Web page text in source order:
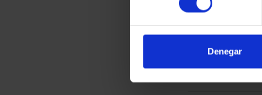
Denegar
ORDENAR POR: